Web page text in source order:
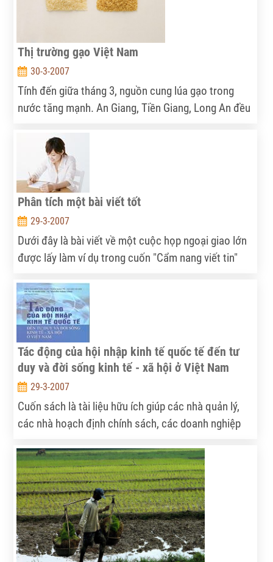
Thị trường gạo Việt Nam
30-3-2007
Tính đến giữa tháng 3, nguồn cung lúa gạo trong
nước tăng mạnh. An Giang, Tiền Giang, Long An đều
riêng Kiên Giang đã thu hoạch trên 80%.
Phân tích một bài viết tốt
29-3-2007
Dưới đây là bài viết về một cuộc họp ngoại giao lớn
được lấy làm ví dụ trong cuốn "Cẩm nang viết tin"
Tác động của hội nhập kinh tế quốc tế đến tư
duy và đời sống kinh tế - xã hội ở Việt Nam
29-3-2007
Cuốn sách là tài liệu hữu ích giúp các nhà quản lý,
các nhà hoạch định chính sách, các doanh nghiệp
thực trạng tiến trình hội nhập kinh tế quốc tế của
nước ta